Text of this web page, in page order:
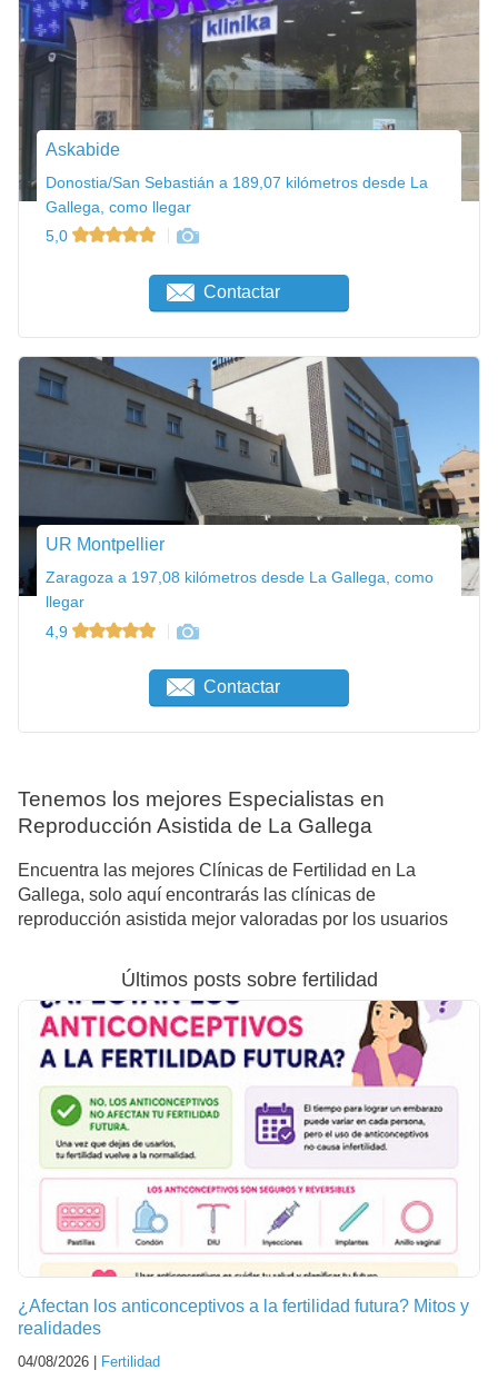
Askabide
Donostia/San Sebastián a 189,07 kilómetros desde La
Gallega, como llegar
5,0
Contactar
UR Montpellier
Zaragoza a 197,08 kilómetros desde La Gallega, como
llegar
4,9
Contactar
Tenemos los mejores Especialistas en
Reproducción Asistida de La Gallega
Encuentra las mejores Clínicas de Fertilidad en La
Gallega, solo aquí encontrarás las clínicas de
reproducción asistida mejor valoradas por los usuarios
Últimos posts sobre fertilidad
¿Afectan los anticonceptivos a la fertilidad futura? Mitos y
realidades
04/08/2026 | Fertilidad